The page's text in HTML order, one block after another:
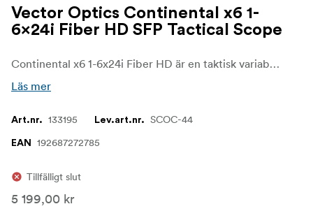
Vector Optics Continental x6 1-
6x24i Fiber HD SFP Tactical Scope
Continental x6 1-6x24i Fiber HD är en taktisk variabel optik med låg effekt som är utformad för dynamiskt arbete med karbiner, IPSC-gevär och 3-pipiga tävlingar. Med 1x effekt, en mycket synlig fiberpunkt i mitten och en generös ögonavlastning på 100 mm ger den dig en rödpunkts snabbhet på nära håll och ett kikarsiktes precision när du ökar förstoringen. Den kompakta formfaktorn och de smidiga kontrollerna gör den till en naturlig match för moderna sportgevär och AR-liknande plattformar.
Läs mer
Art.nr. 133195 Lev.art.nr. SCOC-44
EAN 192687272785
Tillfälligt slut
5 199,00 kr